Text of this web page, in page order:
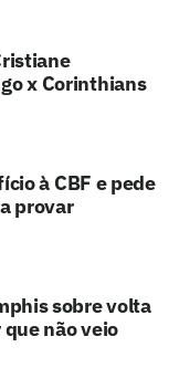
x Corinthians
à CBF e pede
provar
sobre volta
não veio